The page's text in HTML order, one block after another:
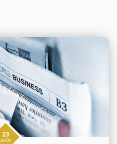
23
août